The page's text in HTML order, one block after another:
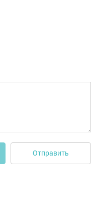
Отправить